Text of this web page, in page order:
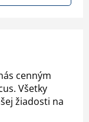
cenným
Všetky
žiadosti na